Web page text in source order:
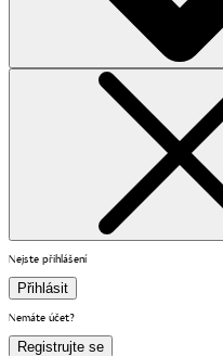
Nejste přihlášení
Přihlásit
Nemáte účet?
Registrujte se